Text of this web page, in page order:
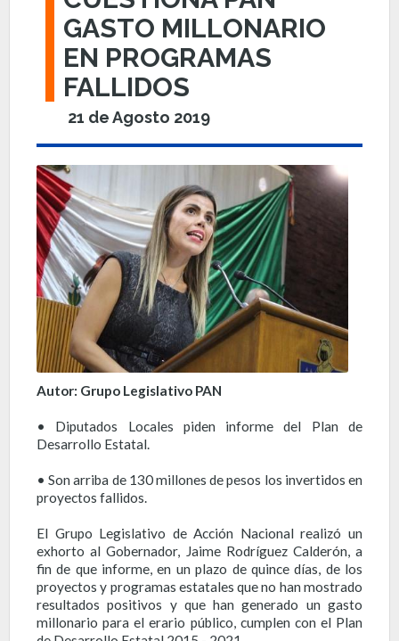
GASTO MILLONARIO
EN PROGRAMAS
FALLIDOS
21 de Agosto 2019
Autor: Grupo Legislativo PAN
• Diputados Locales piden informe del Plan de
Desarrollo Estatal.
• Son arriba de 130 millones de pesos los invertidos en
proyectos fallidos.
El Grupo Legislativo de Acción Nacional realizó un
exhorto al Gobernador, Jaime Rodríguez Calderón, a
fin de que informe, en un plazo de quince días, de los
proyectos y programas estatales que no han mostrado
resultados positivos y que han generado un gasto
millonario para el erario público, cumplen con el Plan